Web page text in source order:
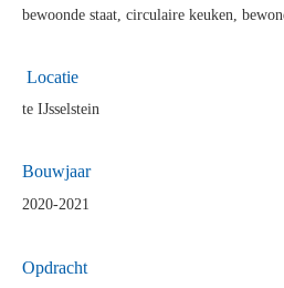
bewoonde staat, circulaire keuken,
Locatie
te IJsselstein
Bouwjaar
2020-2021
Opdracht